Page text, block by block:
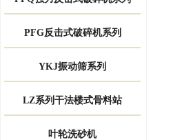
PFG反击式破碎机系列
YKJ振动筛系列
LZ系列干法楼式骨料站
叶轮洗砂机